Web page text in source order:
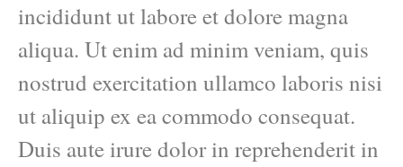
incididunt ut labore et dolore magna
aliqua. Ut enim ad minim veniam, quis
nostrud exercitation ullamco laboris nisi
ut aliquip ex ea commodo consequat.
Duis aute irure dolor in reprehenderit in